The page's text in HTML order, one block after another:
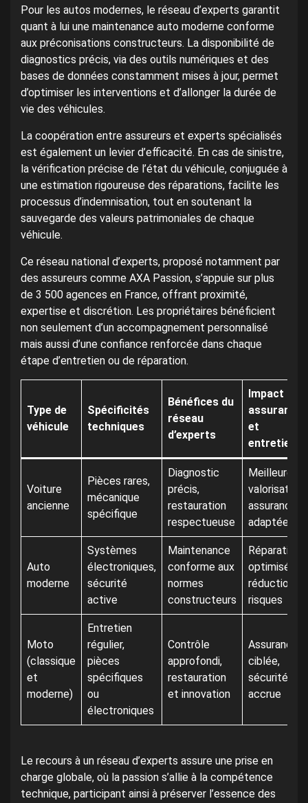
Pour les autos modernes, le réseau d’experts garantit
quant à lui une maintenance auto moderne conforme
aux préconisations constructeurs. La disponibilité de
diagnostics précis, via des outils numériques et des
bases de données constamment mises à jour, permet
d’optimiser les interventions et d’allonger la durée de
vie des véhicules.
La coopération entre assureurs et experts spécialisés
est également un levier d’efficacité. En cas de sinistre,
la vérification précise de l’état du véhicule, conjuguée à
une estimation rigoureuse des réparations, facilite les
processus d’indemnisation, tout en soutenant la
sauvegarde des valeurs patrimoniales de chaque
véhicule.
Ce réseau national d’experts, proposé notamment par
des assureurs comme AXA Passion, s’appuie sur plus
de 3 500 agences en France, offrant proximité,
expertise et discrétion. Les propriétaires bénéficient
non seulement d’un accompagnement personnalisé
mais aussi d’une confiance renforcée dans chaque
étape d’entretien ou de réparation.
Type de
véhicule
Spécificités
techniques
Bénéfices du
réseau
d’experts
Impact sur
assurance
et
entretien
Voiture
ancienne
Pièces rares,
mécanique
spécifique
Diagnostic
précis,
restauration
respectueuse
Meilleure
valorisation,
assurance
adaptée
Auto
moderne
Systèmes
électroniques,
sécurité
active
Maintenance
conforme aux
normes
constructeurs
Réparation
optimisée,
réduction
risques
Moto
(classique
et
moderne)
Entretien
régulier,
pièces
spécifiques
ou
électroniques
Contrôle
approfondi,
restauration
et innovation
Assurance
ciblée,
sécurité
accrue
Le recours à un réseau d’experts assure une prise en
charge globale, où la passion s’allie à la compétence
technique, participant ainsi à préserver l’essence des